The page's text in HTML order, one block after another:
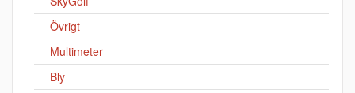
Övrigt
Multimeter
Bly